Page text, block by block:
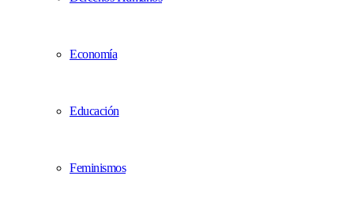
Economía
Educación
Feminismos